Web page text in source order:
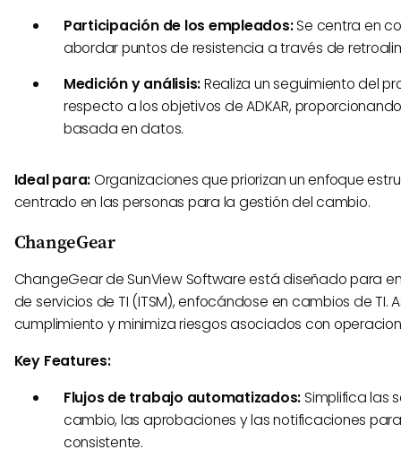
Participación de los empleados:Se centra en
abordar puntos de resistencia a través de
Medición y análisis:Realiza un seguimiento del
respecto a los objetivos de ADKAR,
basada en datos.
Ideal para:Organizaciones que priorizan un enfoque
centrado en las personas para la gestión del cambio.
ChangeGear
ChangeGear de SunView Software está diseñado para
de servicios de TI (ITSM), enfocándose en cambios de TI.
cumplimiento y minimiza riesgos asociados con
Key Features:
Flujos de trabajo automatizados: Simplifica las
cambio, las aprobaciones y las notificaciones
consistente.